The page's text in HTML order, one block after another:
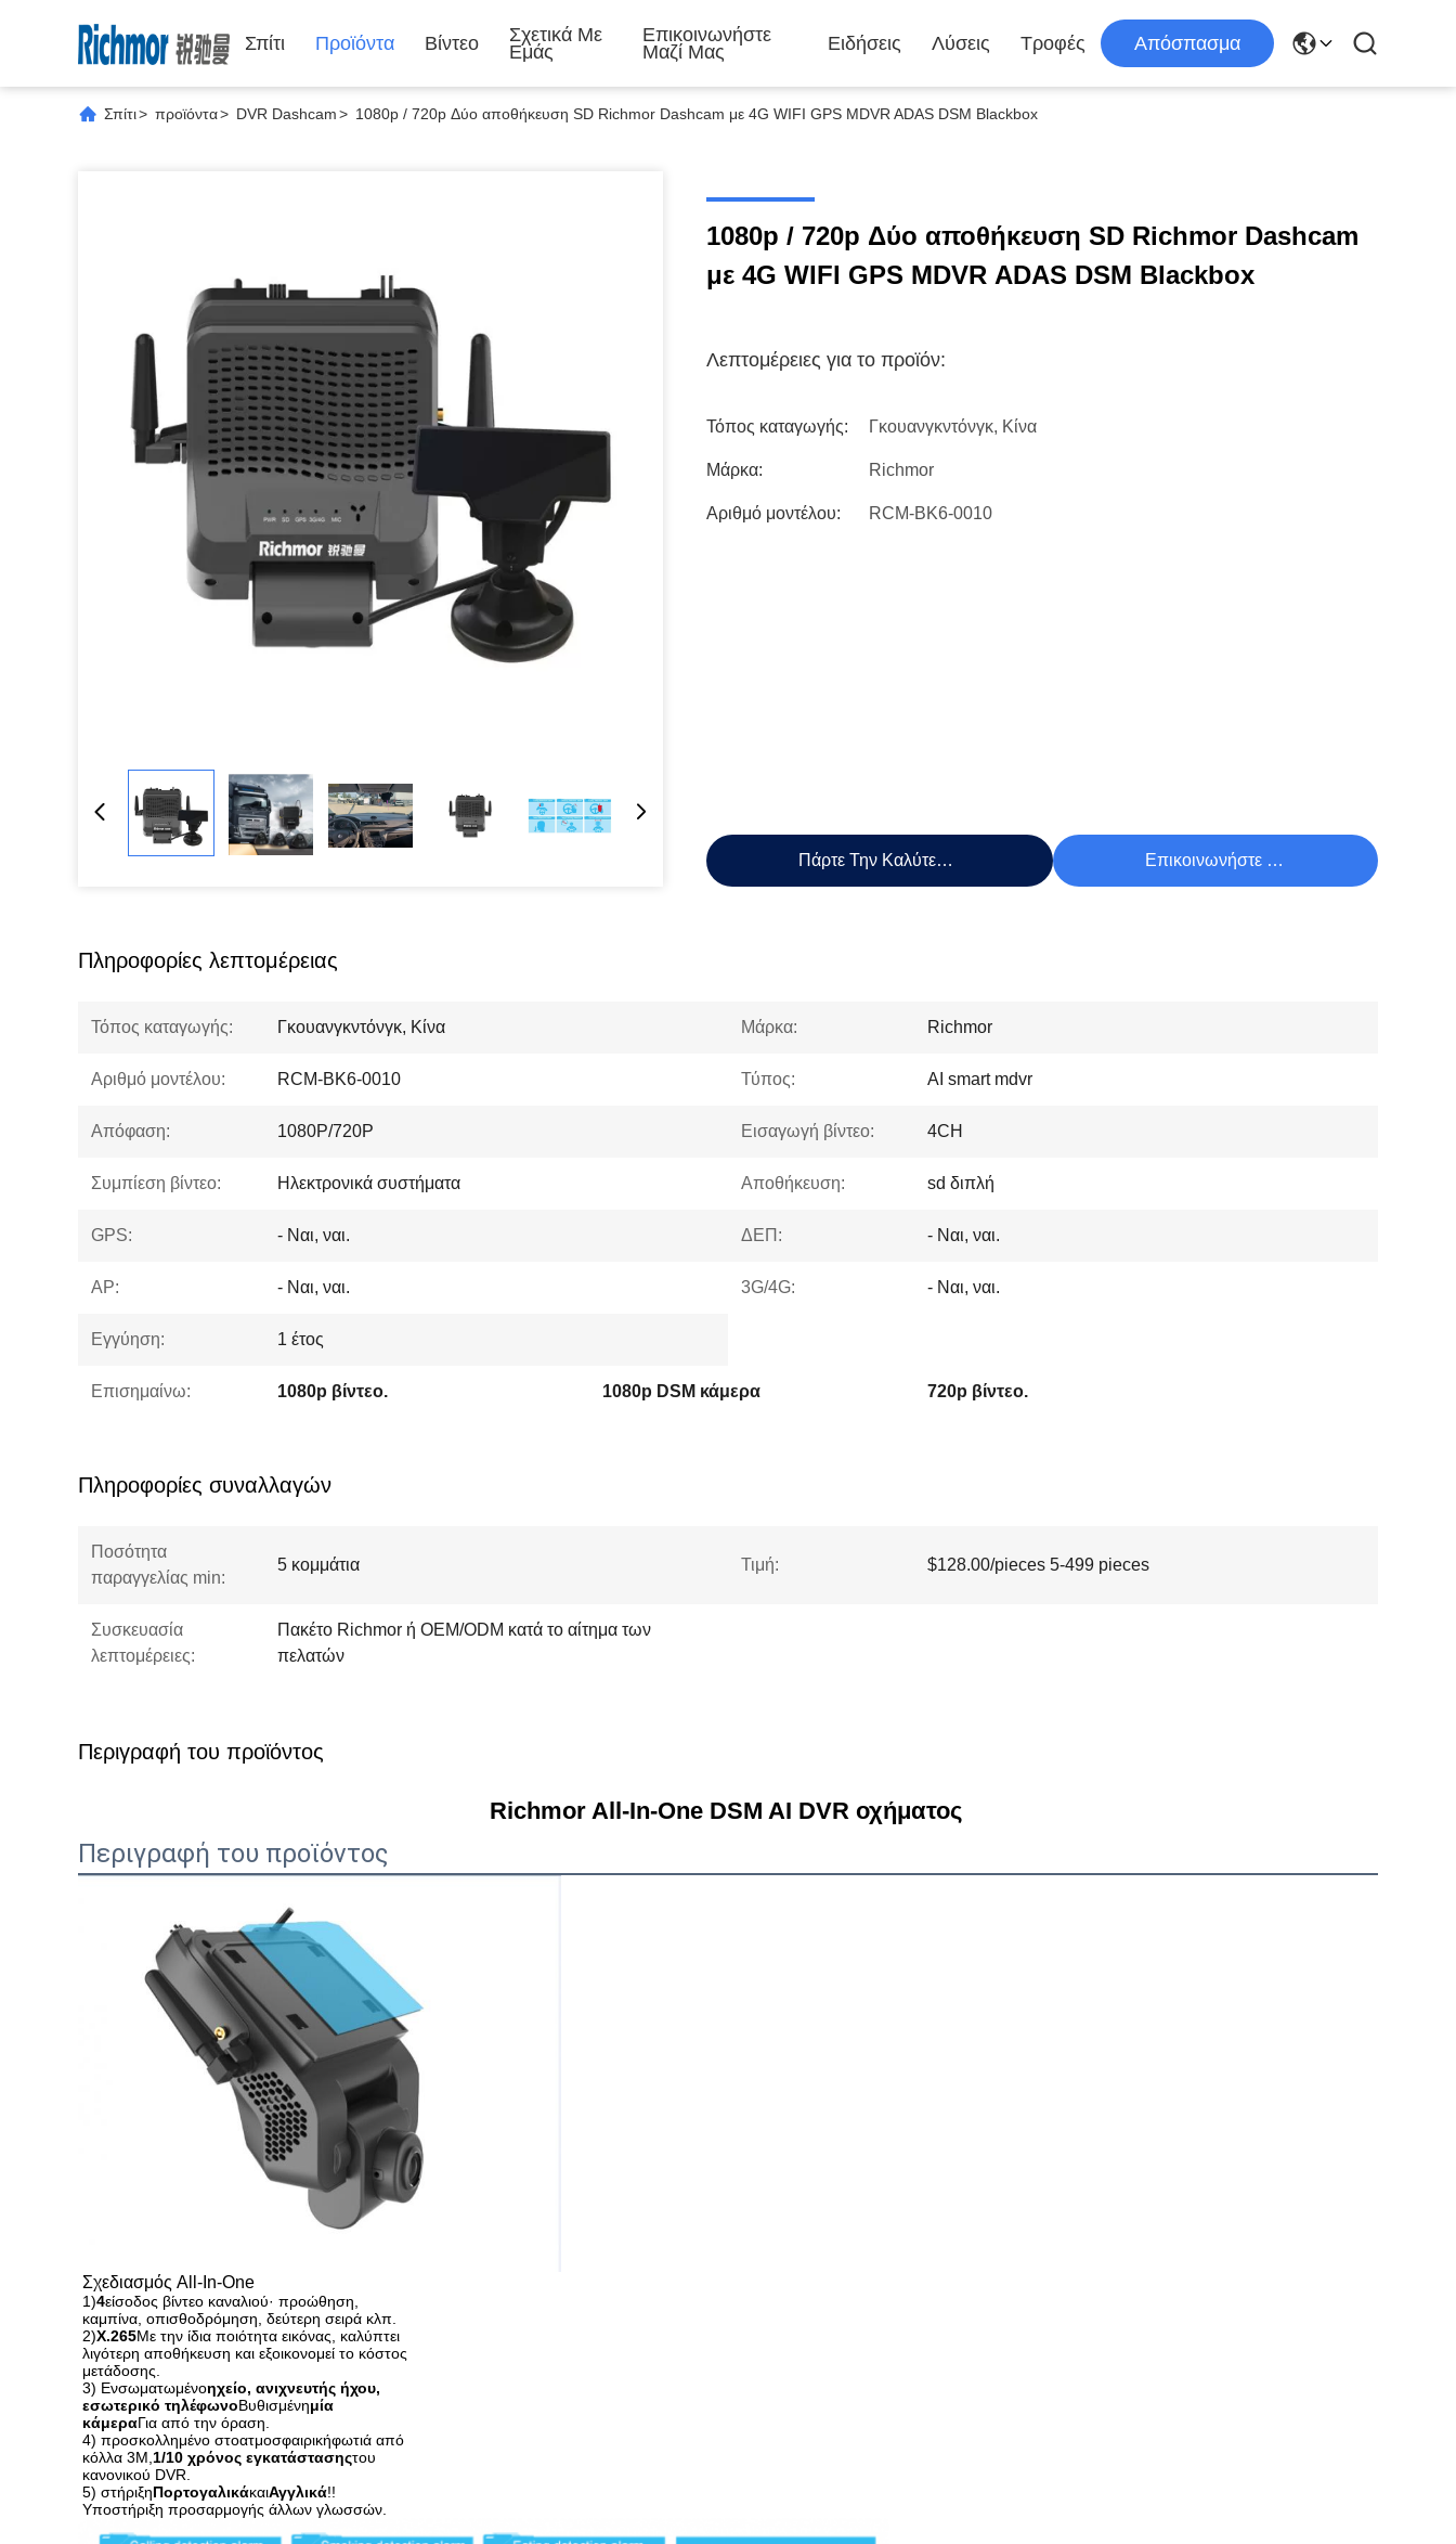
Σπίτι Προϊόντα Βίντεο
Σχετικά Με
Εμάς
Επικοινωνήστε
Μαζί Μας
Ειδήσεις Λύσεις Τροφές Απόσπασμα
Σπίτι> προϊόντα> DVR Dashcam> 1080p / 720p Δύο αποθήκευση SD Richmor Dashcam με 4G WIFI GPS MDVR ADAS DSM Blackbox
1080p / 720p Δύο αποθήκευση SD Richmor Dashcam
με 4G WIFI GPS MDVR ADAS DSM Blackbox
Λεπτομέρειες για το προϊόν:
Τόπος καταγωγής: Γκουανγκντόνγκ, Κίνα
Μάρκα: Richmor
Αριθμό μοντέλου: RCM-BK6-0010
Πάρτε Την Καλύτερη Τιμή Επικοινωνήστε Τώρα
Πληροφορίες λεπτομέρειας
Τόπος καταγωγής: Γκουανγκντόνγκ, Κίνα Μάρκα: Richmor
Αριθμό μοντέλου: RCM-BK6-0010 Τύπος: ΑΙ smart mdvr
Απόφαση: 1080P/720P Εισαγωγή βίντεο: 4CH
Συμπίεση βίντεο: Ηλεκτρονικά συστήματα Αποθήκευση: sd διπλή
GPS: - Ναι, ναι. ΔΕΠ: - Ναι, ναι.
AP: - Ναι, ναι. 3G/4G: - Ναι, ναι.
Εγγύηση: 1 έτος
Επισημαίνω: 1080p βίντεο. 1080p DSM κάμερα 720p βίντεο.
Πληροφορίες συναλλαγών
Ποσότητα
παραγγελίας min:
5 κομμάτια Τιμή: $128.00/pieces 5-499 pieces
Συσκευασία
λεπτομέρειες:
Πακέτο Richmor ή OEM/ODM κατά το αίτημα των
πελατών
Περιγραφή του προϊόντος
Richmor All-In-One DSM AI DVR οχήματος
Περιγραφή του προϊόντος
Σχεδιασμός All-In-One
1)4είσοδος βίντεο καναλιού· προώθηση,
καμπίνα, οπισθοδρόμηση, δεύτερη σειρά κλπ.
2)Χ.265Με την ίδια ποιότητα εικόνας, καλύπτει
λιγότερη αποθήκευση και εξοικονομεί το κόστος
μετάδοσης.
3) Ενσωματωμένοηχείο, ανιχνευτής ήχου,
εσωτερικό τηλέφωνοΒυθισμένημία
κάμεραΓια από την όραση.
4) προσκολλημένο στοατμοσφαιρικήφωτιά από
κόλλα 3M, 1/10 χρόνος εγκατάστασηςτου
κανονικού DVR.
5) στήριξηΠορτογαλικάκαιΑγγλικά!!
Υποστήριξη προσαρμογής άλλων γλωσσών.